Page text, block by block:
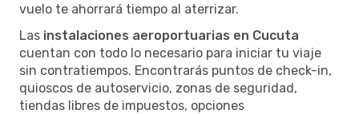
vuelo te ahorrará tiempo al aterrizar.
Las instalaciones aeroportuarias en Cucuta
cuentan con todo lo necesario para iniciar tu viaje
sin contratiempos. Encontrarás puntos de check-in,
quioscos de autoservicio, zonas de seguridad,
tiendas libres de impuestos, opciones